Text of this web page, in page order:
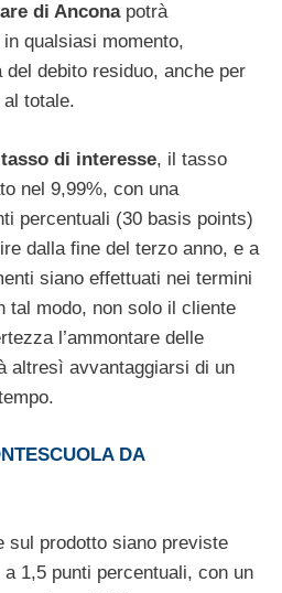
di Anconapotrà
qualsiasi momento,
del debito residuo, anche per
totale.
tasso di interesse, il tasso
nel 9,99%, con una
percentuali (30 basis points)
dalla fine del terzo anno, e a
siano effettuati nei termini
tal modo, non solo il cliente
l’ammontare delle
altresì avvantaggiarsi di un
DA
sul prodotto siano previste
1,5 punti percentuali, con un